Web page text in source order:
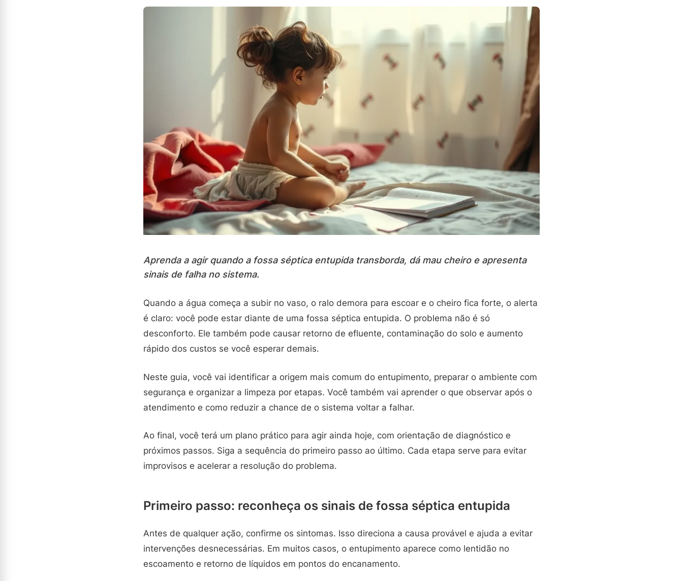
Aprenda a agir quando a fossa séptica entupida transborda, dá mau cheiro e apresenta
sinais de falha no sistema.
Quando a água começa a subir no vaso, o ralo demora para escoar e o cheiro fica forte, o alerta
é claro: você pode estar diante de uma fossa séptica entupida. O problema não é só
desconforto. Ele também pode causar retorno de efluente, contaminação do solo e aumento
rápido dos custos se você esperar demais.
Neste guia, você vai identificar a origem mais comum do entupimento, preparar o ambiente com
segurança e organizar a limpeza por etapas. Você também vai aprender o que observar após o
atendimento e como reduzir a chance de o sistema voltar a falhar.
Ao final, você terá um plano prático para agir ainda hoje, com orientação de diagnóstico e
próximos passos. Siga a sequência do primeiro passo ao último. Cada etapa serve para evitar
improvisos e acelerar a resolução do problema.
Primeiro passo: reconheça os sinais de fossa séptica entupida
Antes de qualquer ação, confirme os sintomas. Isso direciona a causa provável e ajuda a evitar
intervenções desnecessárias. Em muitos casos, o entupimento aparece como lentidão no
escoamento e retorno de líquidos em pontos do encanamento.